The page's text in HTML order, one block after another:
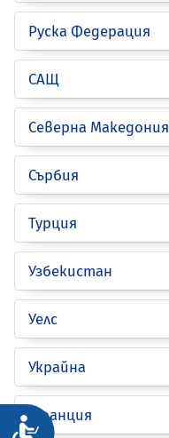
Достъпност
Руска Федерация
САЩ
Северна Македония
Сърбия
Турция
Узбекистан
Уелс
Украйна
Франция